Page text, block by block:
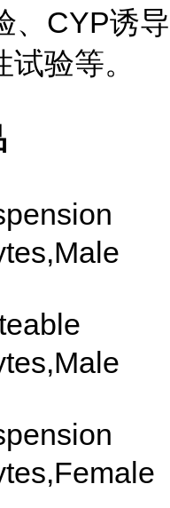
、CYP诱导
验等。